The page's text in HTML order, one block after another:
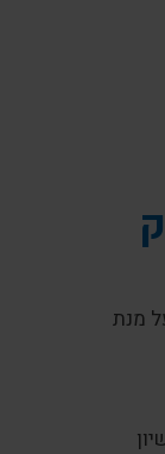
מנת